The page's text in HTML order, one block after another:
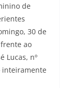
de
30 de
ao
Lucas, nº
inteiramente